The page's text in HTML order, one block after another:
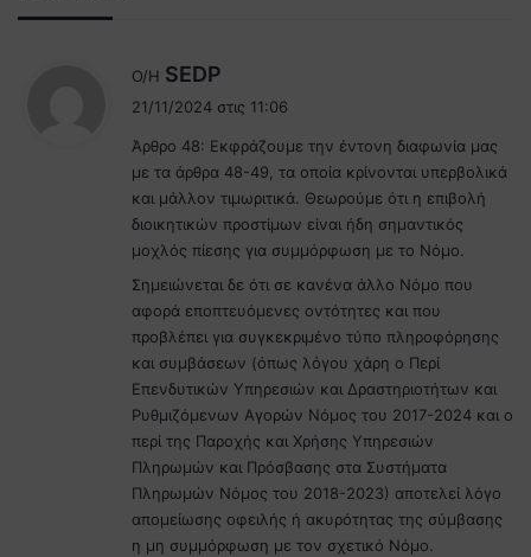
Ο/Η SEDP
ι
:
21/11/2024 στις 11:06
Άρθρο 48: Εκφράζουμε την έντονη διαφωνία μας
με τα άρθρα 48-49, τα οποία κρίνονται υπερβολικά
και μάλλον τιμωριτικά. Θεωρούμε ότι η επιβολή
διοικητικών προστίμων είναι ήδη σημαντικός
μοχλός πίεσης για συμμόρφωση με το Νόμο.
Σημειώνεται δε ότι σε κανένα άλλο Νόμο που
αφορά εποπτευόμενες οντότητες και που
προβλέπει για συγκεκριμένο τύπο πληροφόρησης
και συμβάσεων (όπως λόγου χάρη ο Περί
Επενδυτικών Υπηρεσιών και Δραστηριοτήτων και
Ρυθμιζόμενων Αγορών Νόμος του 2017-2024 και ο
περί της Παροχής και Χρήσης Υπηρεσιών
Πληρωμών και Πρόσβασης στα Συστήματα
Πληρωμών Νόμος του 2018-2023) αποτελεί λόγο
απομείωσης οφειλής ή ακυρότητας της σύμβασης
η μη συμμόρφωση με τον σχετικό Νόμο.